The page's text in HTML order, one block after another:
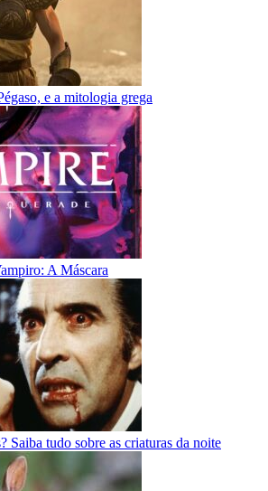
e a mitologia grega
A Máscara
Saiba tudo sobre as criaturas da noite